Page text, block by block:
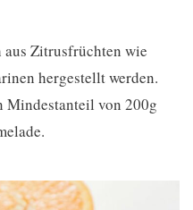
Zitrusfrüchten wie
hergestellt werden.
Mindestanteil von 200g